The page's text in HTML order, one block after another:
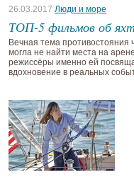
26.03.2017 Люди и море
ТОП-5 фильмов об
Вечная тема противостояния
могла не найти места на
режиссёры именно ей
вдохновение в реальных